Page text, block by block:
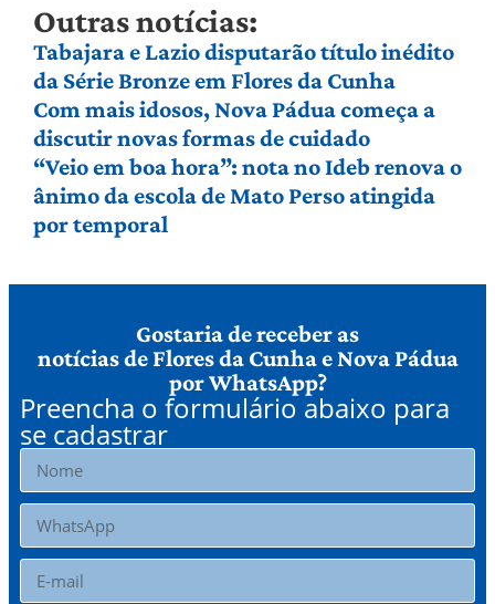
Outras notícias:
Tabajara e Lazio disputarão título inédito
da Série Bronze em Flores da Cunha
Com mais idosos, Nova Pádua começa a
discutir novas formas de cuidado
“Veio em boa hora”: nota no Ideb renova o
ânimo da escola de Mato Perso atingida
por temporal
Gostaria de receber as
notícias de Flores da Cunha e Nova Pádua
por WhatsApp?
Preencha o formulário abaixo para
se cadastrar